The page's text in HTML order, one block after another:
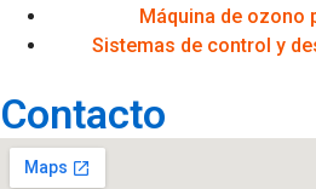
Máquina de ozono
Sistemas de control y
Contacto